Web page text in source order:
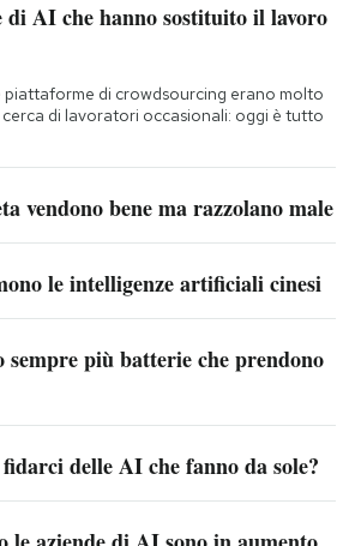
di AI che hanno sostituito il lavoro
piattaforme di crowdsourcing erano molto
di lavoratori occasionali: oggi è tutto
vendono bene ma razzolano male
le intelligenze artificiali cinesi
sempre più batterie che prendono
delle AI che fanno da sole?